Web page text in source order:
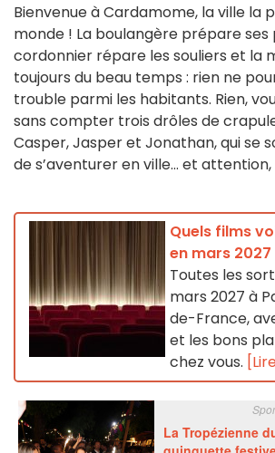
Bienvenue à Cardamome, la ville la
monde ! La boulangère prépare ses
cordonnier répare les souliers et la
toujours du beau temps : rien ne
trouble parmi les habitants. Rien,
sans compter trois drôles de
Casper, Jasper et Jonathan, qui se
de s’aventurer en ville… et attention,
Quels films
en mars 2027
Toutes les
mars 2027 à
de-France,
et les bons
chez vous.